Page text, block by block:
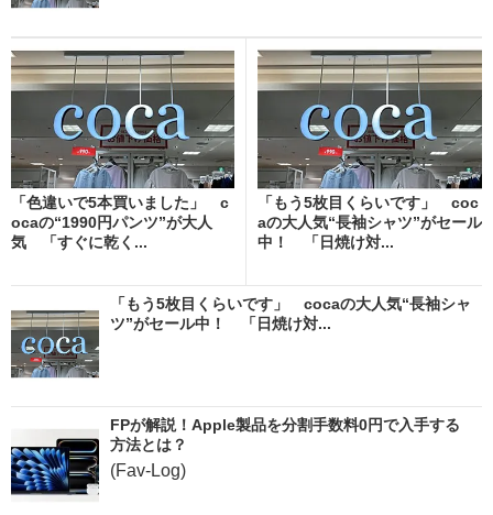
「色違いで5本買いました」 c
ocaの“1990円パンツ”が大人
気 「すぐに乾く...
「もう5枚目くらいです」 coc
aの大人気“長袖シャツ”がセール
中！ 「日焼け対...
「もう5枚目くらいです」 cocaの大人気“長袖シャ
ツ”がセール中！ 「日焼け対...
FPが解説！Apple製品を分割手数料0円で入手する
方法とは？
(Fav-Log)